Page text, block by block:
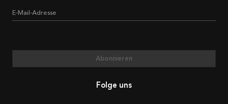
E-Mail-Adresse
Abonnieren
Folge uns